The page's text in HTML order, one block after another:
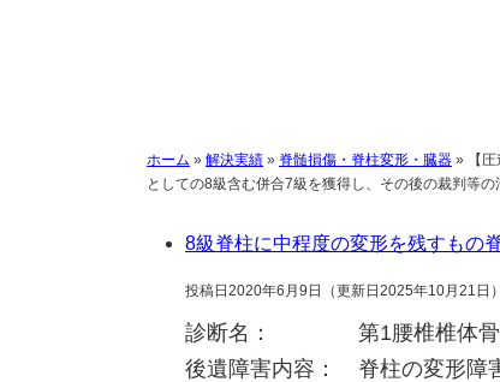
ホーム » 解決実績 » 脊髄損傷・脊柱変形・臓器 » 【
としての8級含む併合7級を獲得し、その後の裁判等
8級脊柱に中程度の変形を残すもの
投稿日2020年6月9日 （更新日2025年10月21日）
診断名： 第1腰椎椎体骨折
後遺障害内容： 脊柱の変形障